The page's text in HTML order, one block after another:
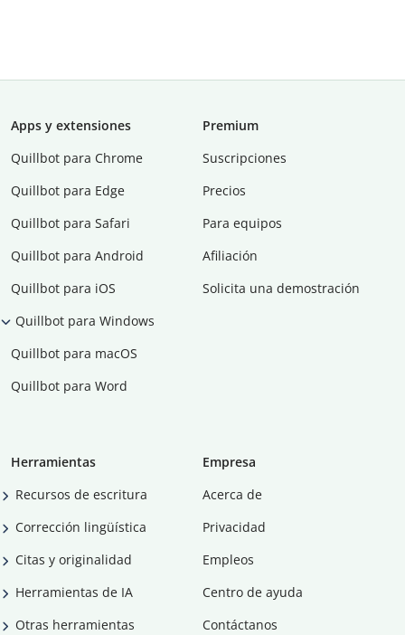
Apps y extensiones
Quillbot para Chrome
Quillbot para Edge
Quillbot para Safari
Quillbot para Android
Quillbot para iOS
Quillbot para Windows
Quillbot para macOS
Quillbot para Word
Premium
Suscripciones
Precios
Para equipos
Afiliación
Solicita una demostración
Herramientas
Recursos de escritura
Corrección lingüística
Citas y originalidad
Herramientas de IA
Otras herramientas
Empresa
Acerca de
Privacidad
Empleos
Centro de ayuda
Contáctanos